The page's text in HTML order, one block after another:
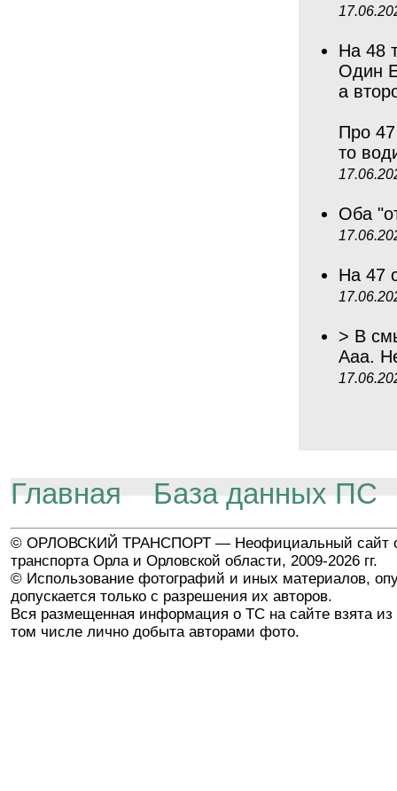
На 48
Один
а
Про
то
Оба
На 47
> В
Ааа.
Главная База данных ПС
© ОРЛОВСКИЙ ТРАНСПОРТ — Неофициальный сайт
транспорта Орла и Орловской области, 2009-2026 гг.
© Использование фотографий и иных материалов,
допускается только с разрешения их авторов.
Вся размещенная информация о ТС на сайте взята из
том числе лично добыта авторами фото.